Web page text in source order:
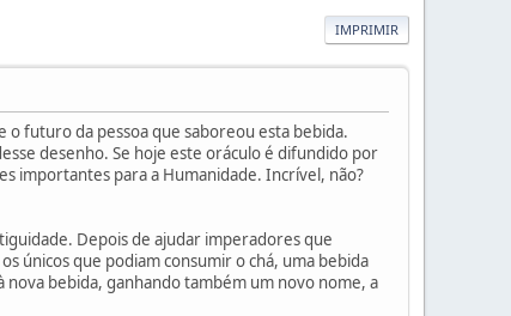
IMPRIMIR
futuro da pessoa que saboreou esta bebida.
desenho. Se hoje este oráculo é difundido por
importantes para a Humanidade. Incrível, não?
Depois de ajudar imperadores que
únicos que podiam consumir o chá, uma bebida
bebida, ganhando também um novo nome, a